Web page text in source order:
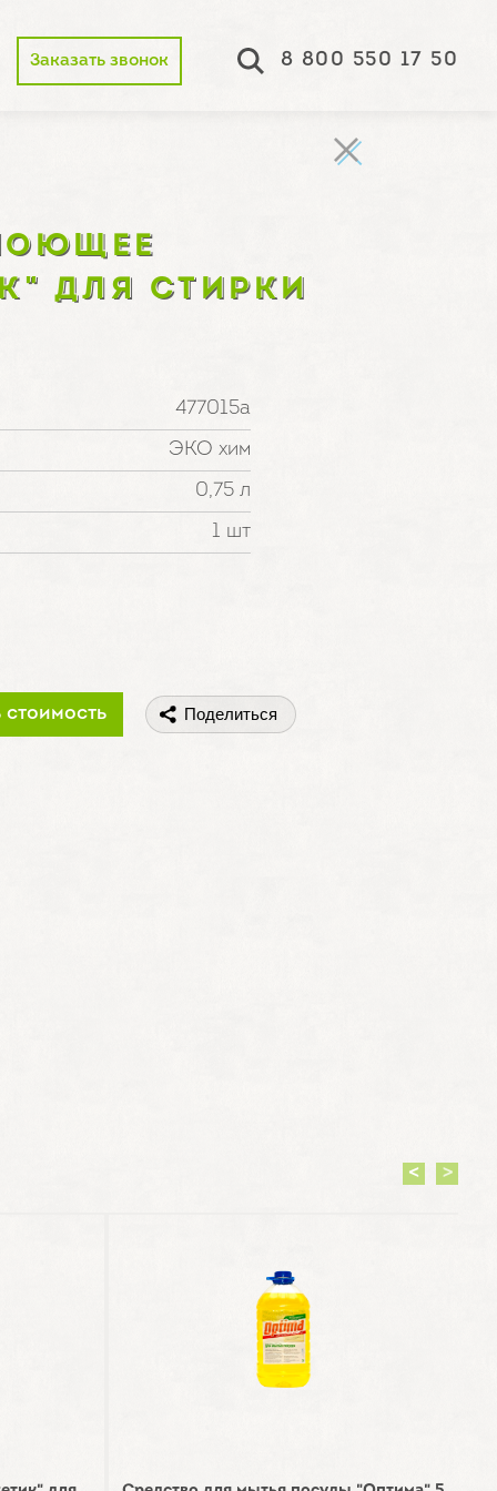
Заказать звонок 8 800 550 17 50
ДЛЯ СТИРКИ
477015а
ЭКО хим
0,75 л
1 шт
стоимость Поделиться